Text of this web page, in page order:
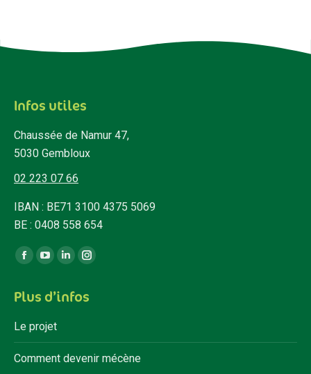
Infos utiles
Chaussée de Namur 47,
5030 Gembloux
02 223 07 66
IBAN : BE71 3100 4375 5069
BE : 0408 558 654
Trouvez nous sur :
Facebook
opens
new
window
YouTube
opens
new
window
LinkedIn
opens
window
Instagram
opens
window
Plus d’infos
Le projet
Comment devenir mécène